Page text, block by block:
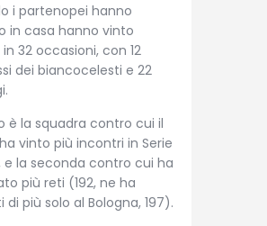
i partenopei hanno
in casa hanno vinto
32 occasioni, con 12
dei biancocelesti e 22
è la squadra contro cui il
vinto più incontri in Serie
e la seconda contro cui ha
più reti (192, ne ha
di più solo al Bologna, 197).